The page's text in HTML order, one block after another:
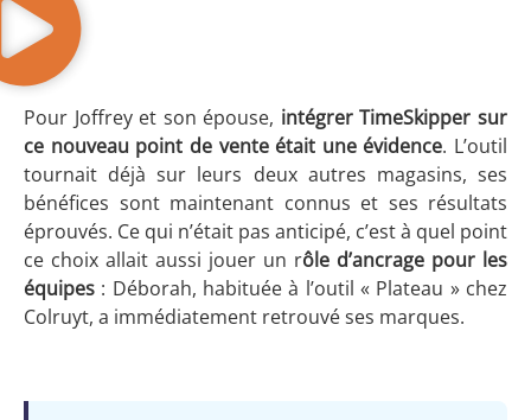
Pour Joffrey et son épouse, intégrer TimeSkipper sur
ce nouveau point de vente était une évidence. L’outil
tournait déjà sur leurs deux autres magasins, ses
bénéfices sont maintenant connus et ses résultats
éprouvés. Ce qui n’était pas anticipé, c’est à quel point
ce choix allait aussi jouer un rôle d’ancrage pour les
équipes : Déborah, habituée à l’outil « Plateau » chez
Colruyt, a immédiatement retrouvé ses marques.